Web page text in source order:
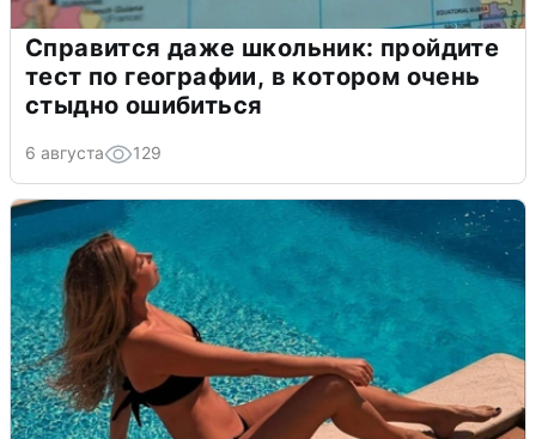
Справится даже школьник: пройдите
тест по географии, в котором очень
стыдно ошибиться
6 августа 129